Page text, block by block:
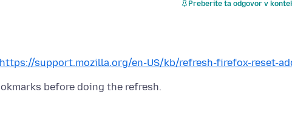
Preberite ta odgovor v
https://support.mozilla.org/en-US/kb/refresh-firefox-reset-